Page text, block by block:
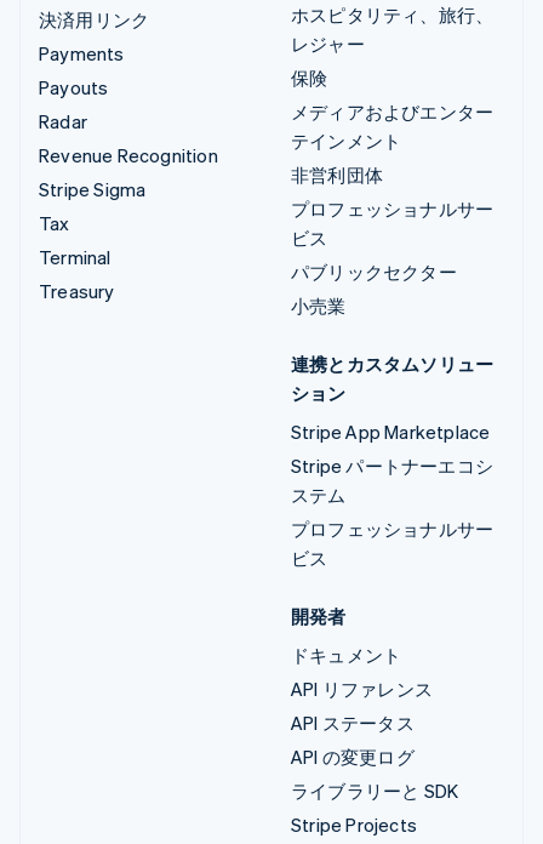
決済用リンク
Payments
Payouts
Radar
Revenue Recognition
Stripe Sigma
Tax
Terminal
Treasury
ホスピタリティ、旅行、
レジャー
保険
メディアおよびエンター
テインメント
非営利団体
プロフェッショナルサー
ビス
パブリックセクター
小売業
連携とカスタムソリュー
ション
Stripe App Marketplace
Stripe パートナーエコシ
ステム
プロフェッショナルサー
ビス
開発者
ドキュメント
API リファレンス
API ステータス
API の変更ログ
ライブラリーと SDK
Stripe Projects